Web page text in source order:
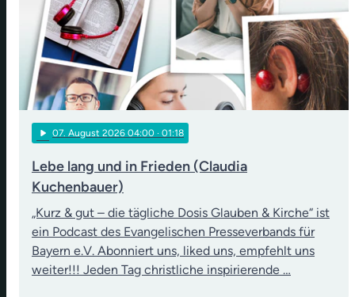
play_arrow 07. August 2026 04:00 · 01:18
Lebe lang und in Frieden (Claudia
Kuchenbauer)
„Kurz & gut – die tägliche Dosis Glauben & Kirche“ ist
ein Podcast des Evangelischen Presseverbands für
Bayern e.V. Abonniert uns, liked uns, empfehlt uns
weiter!!! Jeden Tag christliche inspirierende …